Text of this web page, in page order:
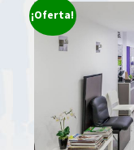
¡Oferta!